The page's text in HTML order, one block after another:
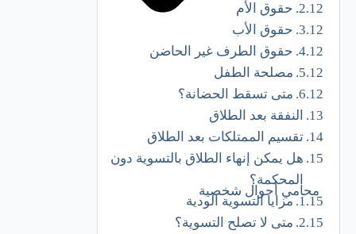
محامي أحوال شخصية
حقوق الأم
حقوق الأب
حقوق الطرف غير الحاضن
مصلحة الطفل
متى تسقط الحضانة؟
النفقة بعد الطلاق
تقسيم الممتلكات بعد الطلاق
هل يمكن إنهاء الطلاق بالتسوية دون
المحكمة؟
مزايا التسوية الودية
متى لا تصلح التسوية؟